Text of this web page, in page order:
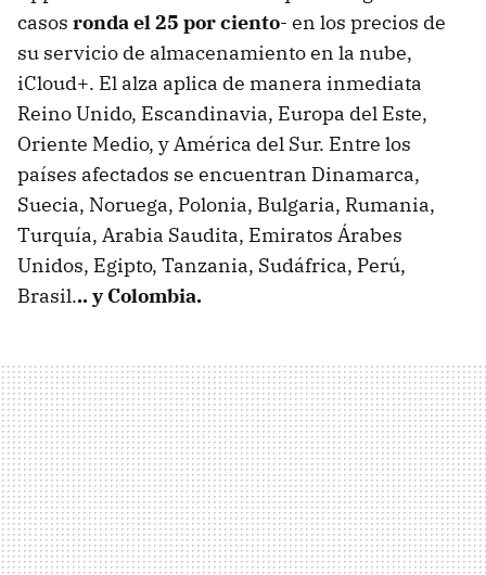
casos ronda el 25 por ciento- en los precios de
su servicio de almacenamiento en la nube,
iCloud+. El alza aplica de manera inmediata
Reino Unido, Escandinavia, Europa del Este,
Oriente Medio, y América del Sur. Entre los
países afectados se encuentran Dinamarca,
Suecia, Noruega, Polonia, Bulgaria, Rumania,
Turquía, Arabia Saudita, Emiratos Árabes
Unidos, Egipto, Tanzania, Sudáfrica, Perú,
Brasil... y Colombia.